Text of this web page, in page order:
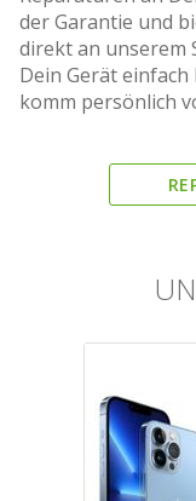
der Garantie und
direkt an unserem
Dein Gerät
komm persönlich